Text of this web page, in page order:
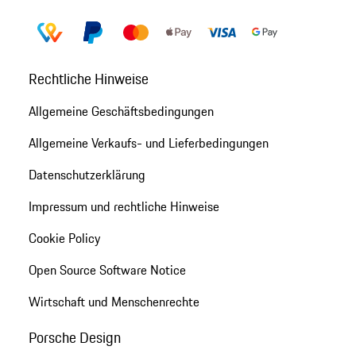
Rechtliche Hinweise
Allgemeine Geschäftsbedingungen
Allgemeine Verkaufs- und Lieferbedingungen
Datenschutzerklärung
Impressum und rechtliche Hinweise
Cookie Policy
Open Source Software Notice
Wirtschaft und Menschenrechte
Porsche Design